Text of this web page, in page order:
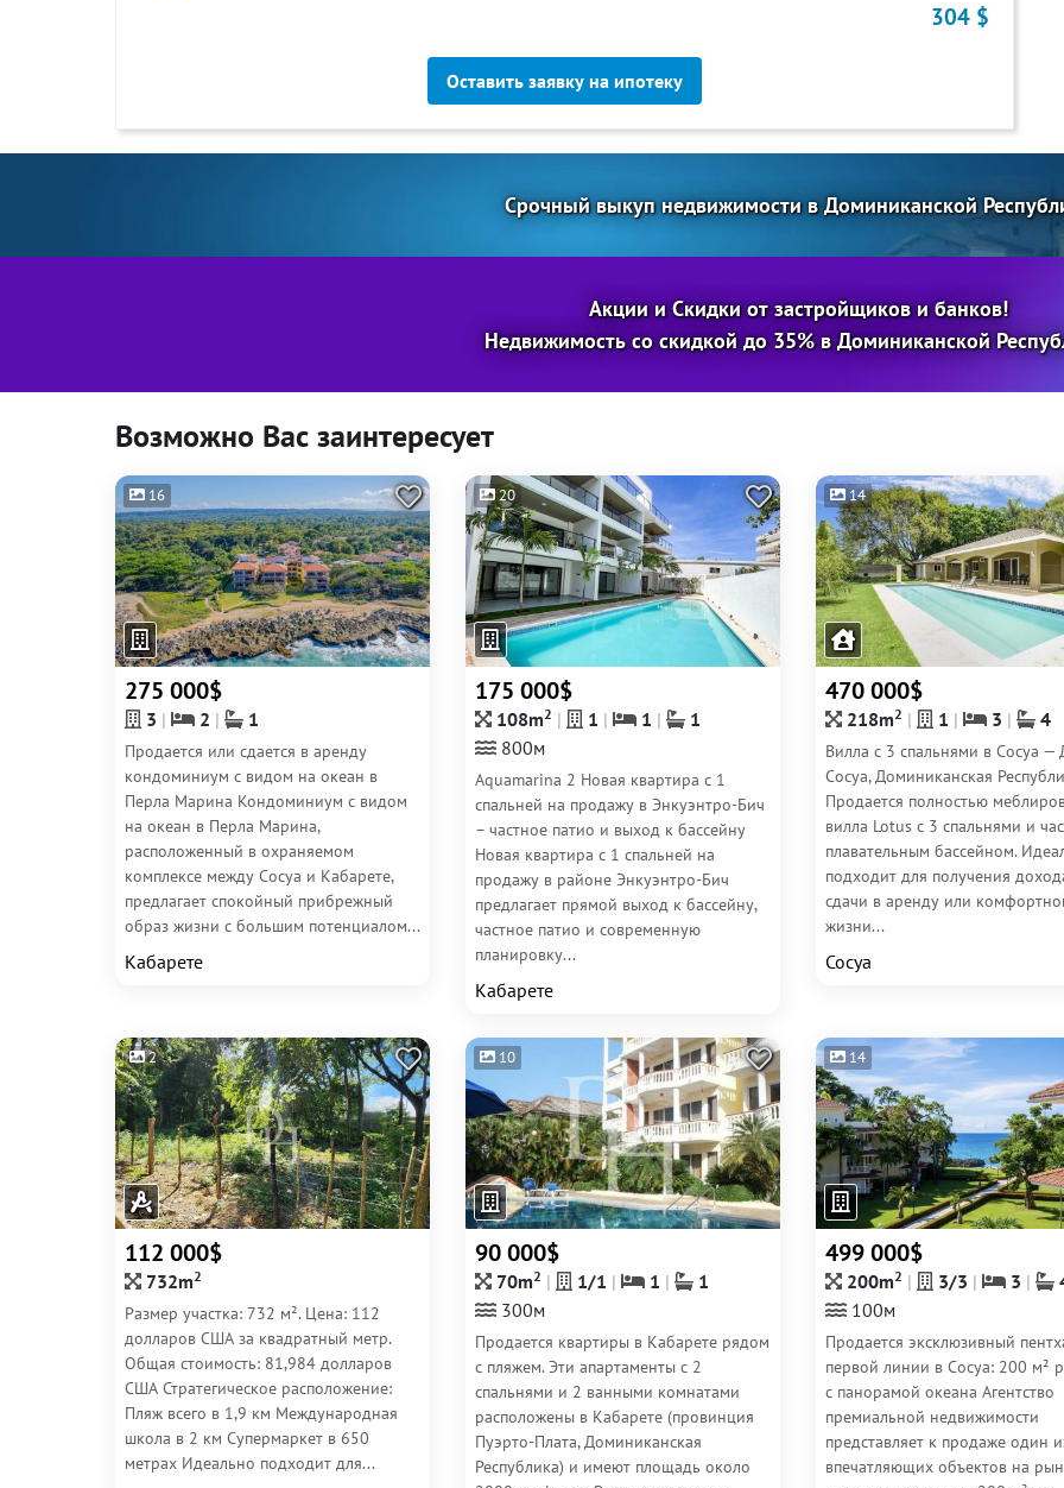
304 $
Оставить заявку на ипотеку
Срочный выкуп недвижимости в Доминиканской
Акции и Скидки от застройщиков и банков!
Недвижимость со скидкой до 35% в Доминиканской
Возможно Вас заинтересует
16
275 000$
3 2 1
Продается или сдается в аренду
кондоминиум с видом на океан в
Перла Марина Кондоминиум с видом
на океан в Перла Марина,
расположенный в охраняемом
комплексе между Сосуа и Кабарете,
предлагает спокойный прибрежный
образ жизни с большим потенциалом...
Кабарете
20
175 000$
108m2 1 1
1
800м
Aquamarina 2 Новая квартира с 1
спальней на продажу в Энкуэнтро-Бич
– частное патио и выход к бассейну
Новая квартира с 1 спальней на
продажу в районе Энкуэнтро-Бич
предлагает прямой выход к бассейну,
частное патио и современную
планировку...
Кабарете
14
470 000$
218m2 1 3 4
Вилла с 3 спальнями в Сосуа —
Сосуа, Доминиканская
Продается полностью
вилла Lotus с 3 спальнями и
плавательным бассейном.
подходит для получения
сдачи в аренду или
жизни...
Сосуа
2
112 000$
732m2
Размер участка: 732 м². Цена: 112
долларов США за квадратный метр.
Общая стоимость: 81,984 долларов
США Стратегическое расположение:
Пляж всего в 1,9 км Международная
школа в 2 км Супермаркет в 650
метрах Идеально подходит для...
10
90 000$
70m2 1/1 1
1
300м
Продается квартиры в Кабарете рядом
с пляжем. Эти апартаменты с 2
спальнями и 2 ванными комнатами
расположены в Кабарете (провинция
Пуэрто-Плата, Доминиканская
Республика) и имеют площадь около
14
499 000$
200m2 3/3 3
100м
Продается эксклюзивный
первой линии в Сосуа: 200 м²
с панорамой океана Агентство
премиальной недвижимости
представляет к продаже один
впечатляющих объектов на